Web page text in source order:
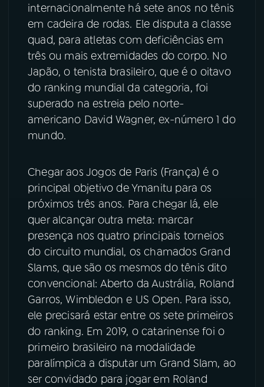
ACOMPANHE A RÁDIO NACIONAL
YouTube Facebook
Instagram X
TikTok
internacionalmente há sete anos no tênis
em cadeira de rodas. Ele disputa a classe
quad, para atletas com deficiências em
três ou mais extremidades do corpo. No
Japão, o tenista brasileiro, que é o oitavo
do ranking mundial da categoria, foi
superado na estreia pelo norte-
americano David Wagner, ex-número 1 do
mundo.
Chegar aos Jogos de Paris (França) é o
principal objetivo de Ymanitu para os
próximos três anos. Para chegar lá, ele
quer alcançar outra meta: marcar
presença nos quatro principais torneios
do circuito mundial, os chamados Grand
Slams, que são os mesmos do tênis dito
convencional: Aberto da Austrália, Roland
Garros, Wimbledon e US Open. Para isso,
ele precisará estar entre os sete primeiros
do ranking. Em 2019, o catarinense foi o
primeiro brasileiro na modalidade
paralímpica a disputar um Grand Slam, ao
ser convidado para jogar em Roland